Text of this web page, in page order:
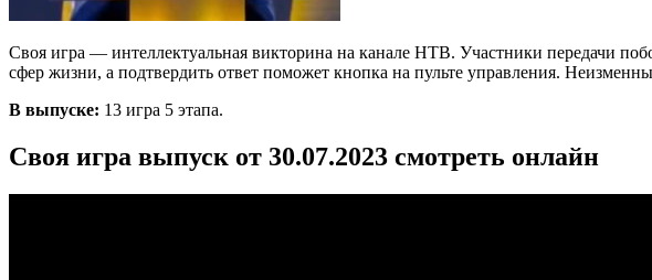
Своя игра — интеллектуальная викторина на канале НТВ. Участники передачи
сфер жизни, а подтвердить ответ поможет кнопка на пульте управления.
В выпуске: 13 игра 5 этапа.
Своя игра выпуск от 30.07.2023 смотреть онлайн